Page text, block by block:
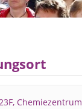
Chemiezentrum